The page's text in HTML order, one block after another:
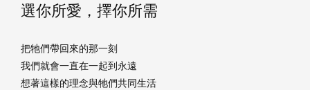
選你所愛，擇你所需
把牠們帶回來的那一刻
我們就會一直在一起到永遠
想著這樣的理念與牠們共同生活